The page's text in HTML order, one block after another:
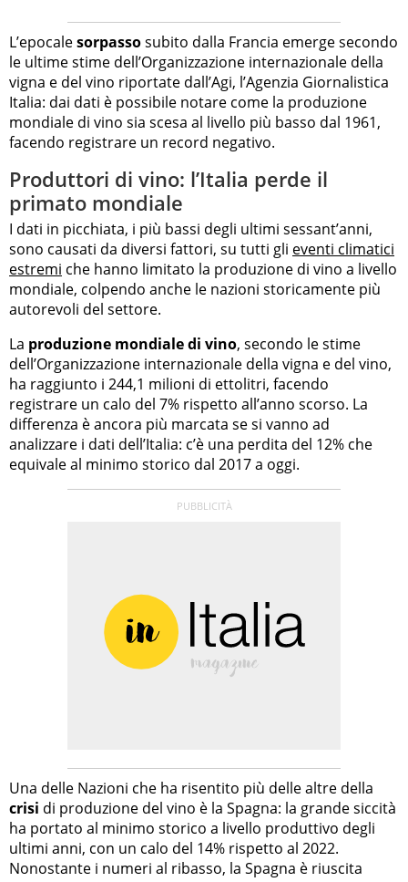
L’epocalesorpassosubito dalla Francia emerge secondo
le ultime stime dell’Organizzazione internazionale della
vigna e del vino riportate dall’Agi, l’Agenzia Giornalistica
Italia: dai dati è possibile notare come la produzione
mondiale di vino sia scesa al livello più basso dal 1961,
facendo registrare un record negativo.
Produttori di vino: l’Italia perde il
primato mondiale
I dati in picchiata, i più bassi degli ultimi sessant’anni,
sono causati da diversi fattori, su tutti gli eventi climatici
estremi che hanno limitato la produzione di vino a livello
mondiale, colpendo anche le nazioni storicamente più
autorevoli del settore.
La produzione mondiale di vino, secondo le stime
dell’Organizzazione internazionale della vigna e del vino,
ha raggiunto i 244,1 milioni di ettolitri, facendo
registrare un calo del 7% rispetto all’anno scorso. La
differenza è ancora più marcata se si vanno ad
analizzare i dati dell’Italia: c’è una perdita del 12% che
equivale al minimo storico dal 2017 a oggi.
Una delle Nazioni che ha risentito più delle altre della
crisi di produzione del vino è la Spagna: la grande siccità
ha portato al minimo storico a livello produttivo degli
ultimi anni, con un calo del 14% rispetto al 2022.
Nonostante i numeri al ribasso, la Spagna è riuscita